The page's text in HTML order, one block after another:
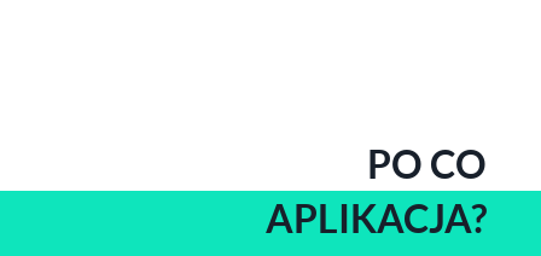
PO CO
APLIKACJA?